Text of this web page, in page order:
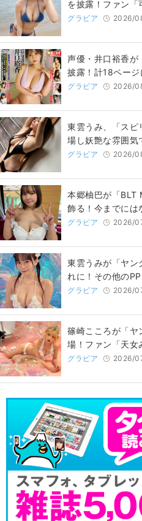
を披露！ファン
グラビア 2026/
声優・井口裕香が
披露！計18ペー
グラビア 2026/
東雲うみ、「スピ
場し妖艶な雰囲気
グラビア 2026/
本郷柚巴が「BLT
飾る！今までには
グラビア 2026/
東雲うみが「ヤン
れに！その他の
グラビア 2026/
篠崎こころが「ヤ
場！ファン「天
グラビア 2026/